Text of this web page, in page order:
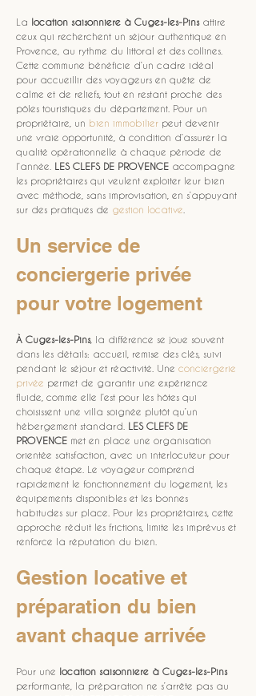
La location saisonniere à Cuges-les-Pins attire
ceux qui recherchent un séjour authentique en
Provence, au rythme du littoral et des collines.
Cette commune bénéficie d’un cadre idéal
pour accueillir des voyageurs en quête de
calme et de reliefs, tout en restant proche des
pôles touristiques du département. Pour un
propriétaire, un bien immobilier peut devenir
une vraie opportunité, à condition d’assurer la
qualité opérationnelle à chaque période de
l’année. LES CLEFS DE PROVENCE accompagne
les propriétaires qui veulent exploiter leur bien
avec méthode, sans improvisation, en s’appuyant
sur des pratiques de gestion locative
Un service de
conciergerie privée
pour votre logement
À Cuges-les-Pins, la différence se joue souvent
dans les détails: accueil, remise des clés, suivi
pendant le séjour et réactivité. Une conciergerie
privée permet de garantir une expérience
fluide, comme elle l’est pour les hôtes qui
choisissent une villa soignée plutôt qu’un
hébergement standard. LES CLEFS DE
PROVENCE met en place une organisation
orientée satisfaction, avec un interlocuteur pour
chaque étape. Le voyageur comprend
rapidement le fonctionnement du logement, les
équipements disponibles et les bonnes
habitudes sur place. Pour les propriétaires, cette
approche réduit les frictions, limite les imprévus et
renforce la réputation du bien.
Gestion locative et
préparation du bien
avant chaque arrivée
Pour une location saisonniere à Cuges-les-Pins
performante, la préparation ne s’arrête pas au